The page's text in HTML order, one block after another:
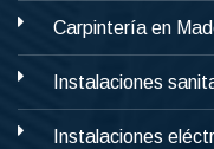
Carpintería en
Instalaciones
Instalaciones